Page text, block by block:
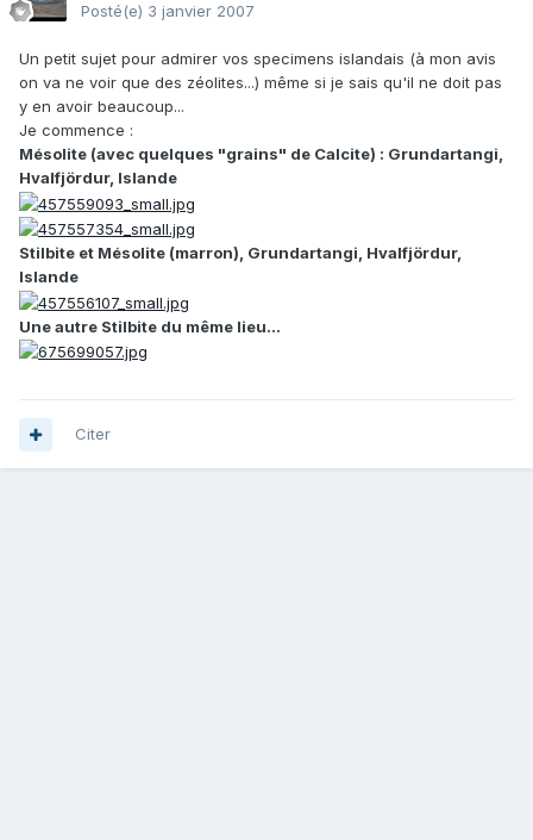
Posté(e) 3 janvier 2007
Un petit sujet pour admirer vos specimens islandais (à mon avis
on va ne voir que des zéolites...) même si je sais qu'il ne doit pas
y en avoir beaucoup...
Je commence :
Mésolite (avec quelques "grains" de Calcite) : Grundartangi,
Hvalfjördur, Islande
Stilbite et Mésolite (marron), Grundartangi, Hvalfjördur,
Islande
Une autre Stilbite du même lieu...
Citer